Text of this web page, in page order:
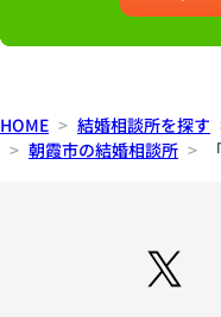
HOME 結婚相談所を探す
朝霞市の結婚相談所